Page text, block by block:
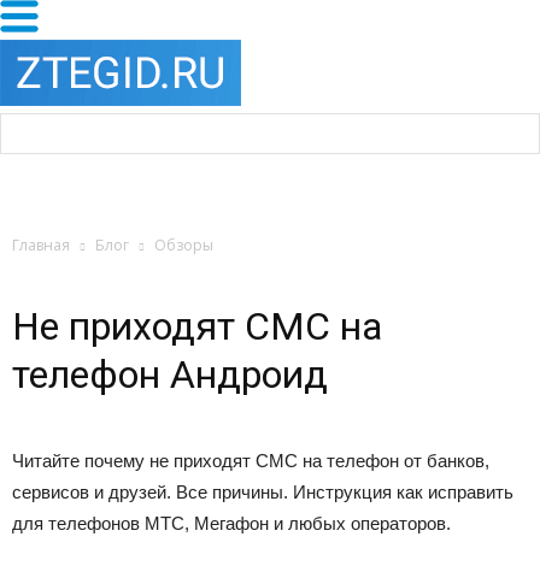
Главная Блог Обзоры
Не приходят СМС на
телефон Андроид
Читайте почему не приходят СМС на телефон от банков,
сервисов и друзей. Все причины. Инструкция как исправить
для телефонов МТС, Мегафон и любых операторов.